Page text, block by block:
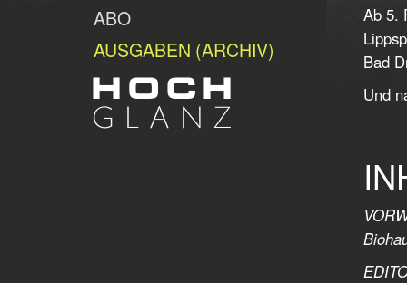
ABO
AUSGABEN (ARCHIV)
Ab 5.
Bad
Und